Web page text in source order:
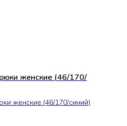
женские (46/170/
женские (46/170/синий)